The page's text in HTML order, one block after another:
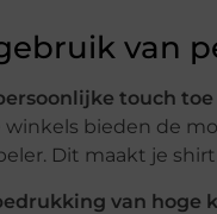
van
touch toe
winkels bieden de
Dit maakt je
van hoge